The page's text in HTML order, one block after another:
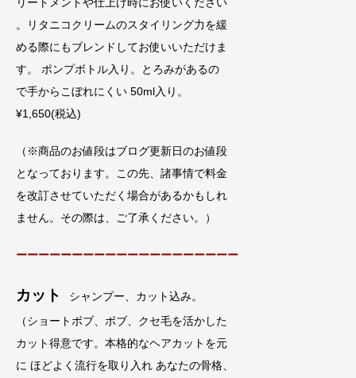
。リタニコクリームのスタイリング力を緩
める際にもブレンドしてお使いいただけま
す。 ポンプボトル入り。とろみがあるの
で手からこぼれにくい 50ml入り。
¥1,650(税込)
（※商品のお値段はブログ更新日のお値段
となっております。この先、諸事情で料金
を改訂させていただく場合があるかもしれ
ません。その際は、ご了承ください。）
ーーーーーーーーーーーーーーーーーーーー
カット
シャンプー、カット込み。
（ショートボブ、ボブ、クセ毛を活かした
カット得意です。本格的なヘアカットを元
に ほどよく流行を取り入れ あなたの骨格、